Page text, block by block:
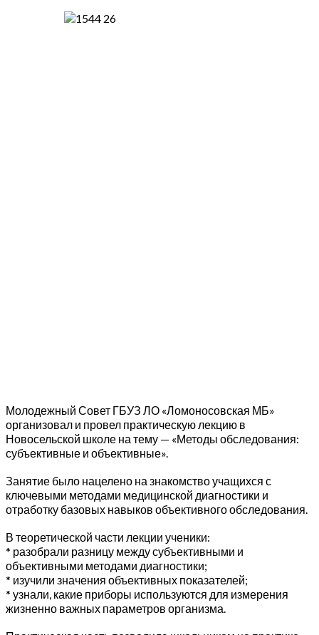
Молодежный Совет ГБУЗ ЛО «Ломоносовская МБ»
организовал и провел практическую лекцию в
Новосельской школе на тему — «Методы обследования:
субъективные и объективные».
Занятие было нацелено на знакомство учащихся с
ключевыми методами медицинской диагностики и
отработку базовых навыков объективного обследования.
В теоретической части лекции ученики:
* разобрали разницу между субъективными и
объективными методами диагностики;
* изучили значения объективных показателей;
* узнали, какие приборы используются для измерения
жизненно важных параметров организма.